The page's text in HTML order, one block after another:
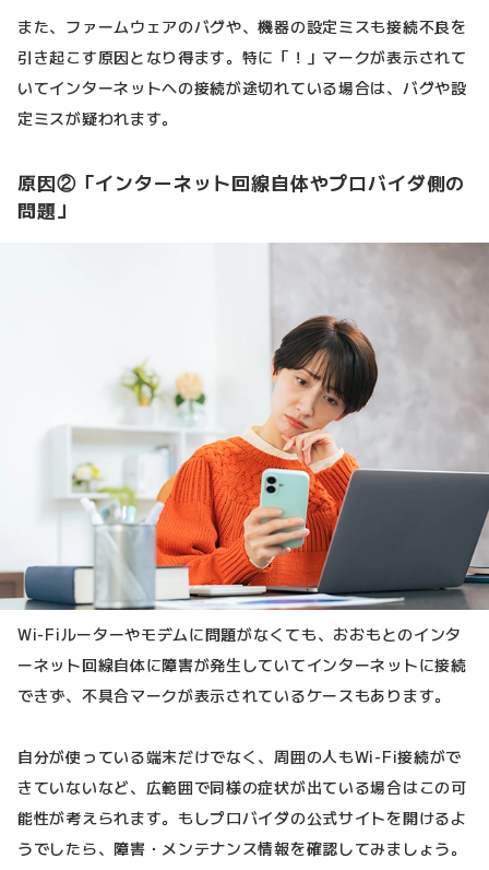
また、ファームウェアのバグや、機器の設定ミスも接続不良を
引き起こす原因となり得ます。特に「！」マークが表示されて
いてインターネットへの接続が途切れている場合は、バグや設
定ミスが疑われます。
原因②「インターネット回線自体やプロバイダ側の
問題」
Wi-Fiルーターやモデムに問題がなくても、おおもとのインタ
ーネット回線自体に障害が発生していてインターネットに接続
できず、不具合マークが表示されているケースもあります。
自分が使っている端末だけでなく、周囲の人もWi-Fi接続がで
きていないなど、広範囲で同様の症状が出ている場合はこの可
能性が考えられます。もしプロバイダの公式サイトを開けるよ
うでしたら、障害・メンテナンス情報を確認してみましょう。